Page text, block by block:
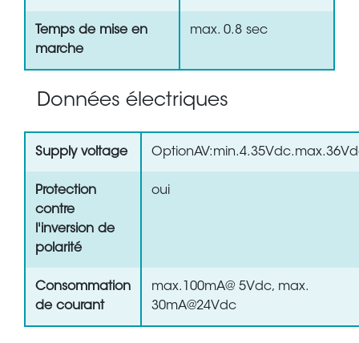
Temps de mise en
marche
max. 0.8 sec
Données électriques
Supply voltage
Protection
contre
l'inversion de
polarité
oui
Consommation
de courant
max.100mA@ 5Vdc, max.
30mA@24Vdc